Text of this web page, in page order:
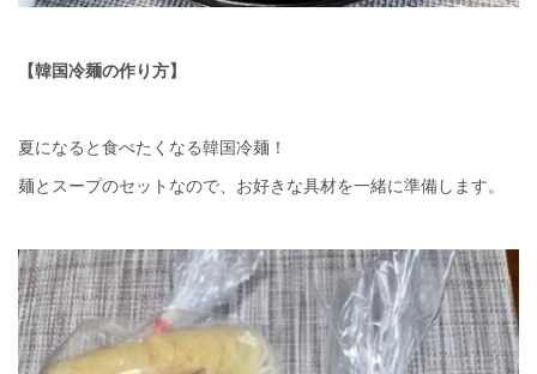
【韓国冷麺の作り方】
夏になると食べたくなる韓国冷麺！
麺とスープのセットなので、お好きな具材を一緒に準備します。